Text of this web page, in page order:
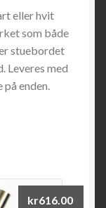
eller hvit
som både
stuebordet
Leveres med
enden.
kr616.00